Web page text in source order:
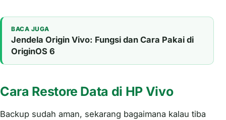
BACA JUGA
Jendela Origin Vivo: Fungsi dan Cara Pakai di
OriginOS 6
Cara Restore Data di HP Vivo
Backup sudah aman, sekarang bagaimana kalau tiba